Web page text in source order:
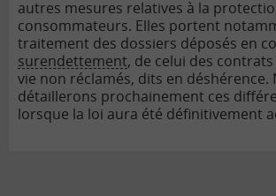
autres mesures relatives à la
consommateurs. Elles portent
traitement des dossiers déposés en
surendettement, de celui des contrats
vie non réclamés, dits en déshérence.
détaillerons prochainement ces
lorsque la loi aura été définitivement